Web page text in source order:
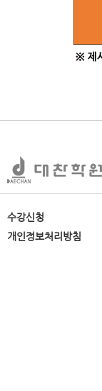
수강신청
개인정보처리방침